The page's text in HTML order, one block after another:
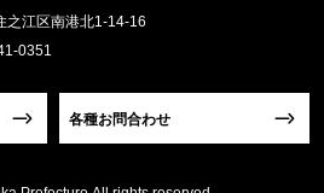
之江区南港北1-14-16
0351
各種お問合わせ